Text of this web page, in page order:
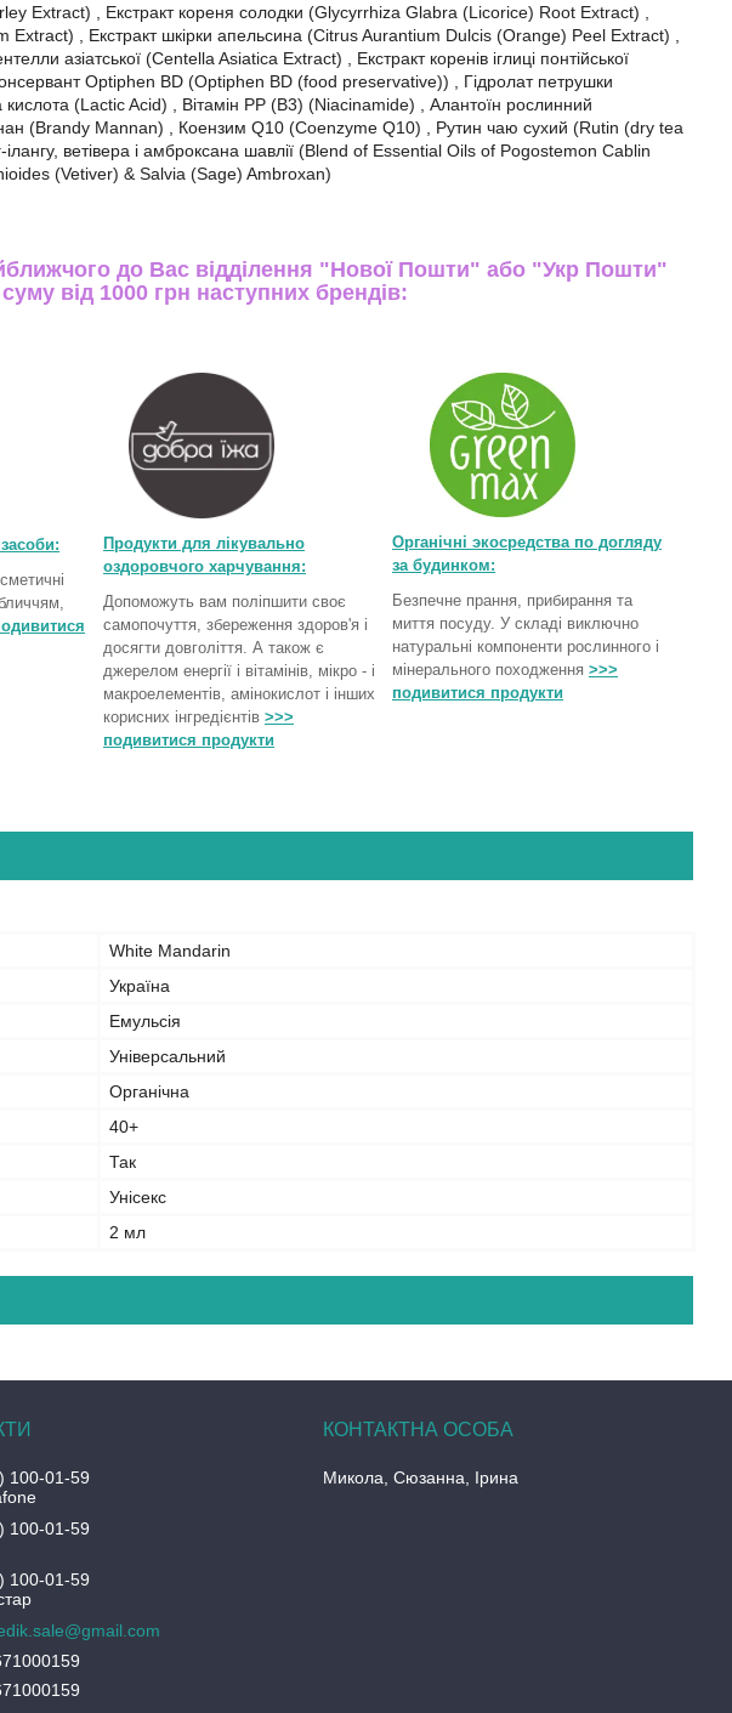
Extract) , Екстракт кореня солодки (Glycyrrhiza Glabra (Licorice) Root Extract) ,
, Екстракт шкірки апельсина (Citrus Aurantium Dulcis (Orange) Peel Extract) ,
азіатської (Centella Asiatica Extract) , Екстракт коренів іглиці понтійської
Optiphen BD (Optiphen BD (food preservative)) , Гідролат петрушки
(Lactic Acid) , Вітамін РР (В3) (Niacinamide) , Алантоїн рослинний
(Brandy Mannan) , Коензим Q10 (Coenzyme Q10) , Рутин чаю сухий (Rutin (dry tea
ветівера і амброксана шавлії (Blend of Essential Oils of Pogostemon Cablin
(Vetiver) & Salvia (Sage) Ambroxan)
до Вас відділення "Нової Пошти" або "Укр Пошти"
від 1000 грн наступних брендів:
Продукти для лікувально
оздоровчого харчування:
Допоможуть вам поліпшити своє
самопочуття, збереження здоров'я і
досягти довголіття. А також є
джерелом енергії і вітамінів, мікро - і
макроелементів, амінокислот і інших
корисних інгредієнтів >>>
подивитися продукти
Органічні экосредства по догляду
за будинком:
Безпечне прання, прибирання та
миття посуду. У складі виключно
натуральні компоненти рослинного і
мінерального походження >>>
подивитися продукти
White Mandarin
Україна
Емульсія
Універсальний
Органічна
40+
Так
Унісекс
2 мл
100-01-59
100-01-59
100-01-59
Микола, Сюзанна, Ірина